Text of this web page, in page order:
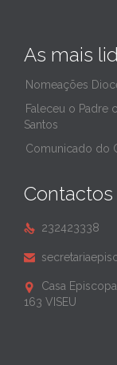
As mais
Nomeações
Faleceu o Padre
Santos
Comunicado do
Contactos
 232423338


Casa
163 VISEU